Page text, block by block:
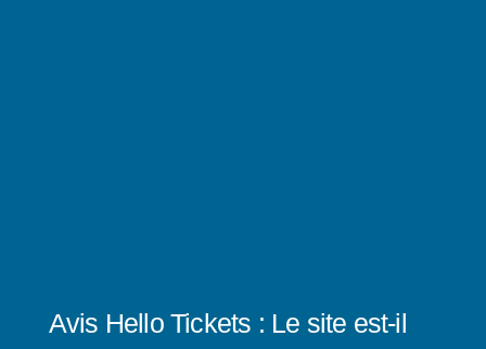
Avis Hello Tickets : Le site est-il